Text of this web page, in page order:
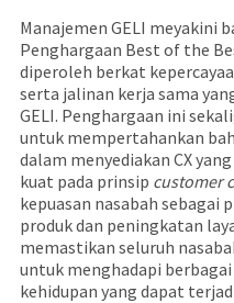
Manajemen GELI meyakini
Penghargaan Best of the
diperoleh berkat
serta jalinan kerja sama
GELI. Penghargaan ini
untuk mempertahankan
dalam menyediakan CX
kuat pada prinsip customer
kepuasan nasabah sebagai
produk dan peningkatan
memastikan seluruh
untuk menghadapi
kehidupan yang dapat